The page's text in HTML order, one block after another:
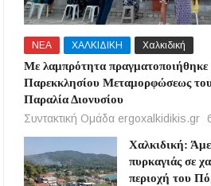
ΝΕΑ ΧΑΛΚΙΔΙΚΗ Χαλκιδική
Με λαμπρότητα
Παρεκκλησίου Μεταμορφώσεως
Παραλία Διονυσίου
Συντακτική Ομάδα ergoxalkidikis.gr
Χαλκιδική:
πυρκαγιάς σε
περιοχή του